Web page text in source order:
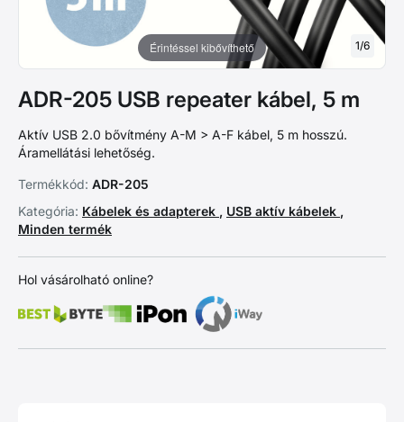
Érintéssel kibővíthető 1/6
ADR-205 USB repeater kábel, 5 m
Aktív USB 2.0 bővítmény A-M > A-F kábel, 5 m hosszú.
Áramellátási lehetőség.
Termékkód: ADR-205
Kategória: Kábelek és adapterek , USB aktív kábelek ,
Minden termék
Hol vásárolható online?